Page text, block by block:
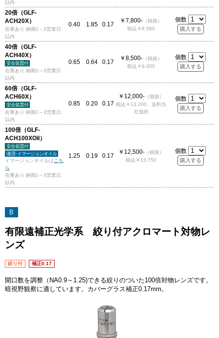
以内
20倍（GLF-
ACH20X）
在庫あり 納期1～3営業日
以内
0.40 1.85 0.17
￥7,800- （税抜）
税込￥8,580
個数
40倍（GLF-
ACH40X）
安全装置付
在庫あり 納期1～3営業日
以内
0.65 0.64 0.17
￥8,500- （税抜）
税込￥9,350
個数
60倍（GLF-
ACH60X）
安全装置付
在庫あり 納期1～3営業日
以内
0.85 0.20 0.17
￥12,000-（税抜）
税込￥13,200、送料当
社負担
個数
100倍（GLF-
ACH100XOil）
安全装置付
液浸･イマージョンオイル
イマージョンオイルはこち
ら
在庫あり 納期1～3営業日
以内
1.25 0.19 0.17
￥12,500-（税抜）
税込￥13,750
個数
B
有限遠補正光学系 絞り付アクロマート対物レ
ンズ
絞り付 補正0.17
開口数を調整（NA0.9～1.25)できる絞りのついた100倍対物レンズです。
暗視野観察に適しています。カバーグラス補正0.17mm。